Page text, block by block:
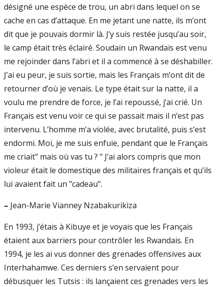
désigné une espèce de trou, un abri dans lequel on se
cache en cas d’attaque. En me jetant une natte, ils m’ont
dit que je pouvais dormir là. J’y suis restée jusqu’au soir,
le camp était très éclairé. Soudain un Rwandais est venu
me rejoinder dans l’abri et il a commencé à se déshabiller.
J’ai eu peur, je suis sortie, mais les Français m’ont dit de
retourner d’où je venais. Le type était sur la natte, il a
voulu me prendre de force, je l’ai repoussé, j’ai crié. Un
Français est venu voir ce qui se passait mais il n’est pas
intervenu. L’homme m’a violée, avec brutalité, puis s’est
endormi. Moi, je me suis enfuie, pendant que le Français
me criait" mais où vas tu ? " J’ai alors compris que mon
violeur était le domestique des militaires français et qu’ils
lui avaient fait un "cadeau".
– Jean-Marie Vianney Nzabakurikiza
En 1993, j’étais à Kibuye et je voyais que les Français
étaient aux barriers pour contrôler les Rwandais. En
1994, je les ai vus donner des grenades offensives aux
Interhahamwe. Ces derniers s’en servaient pour
débusquer les Tutsis : ils lançaient ces grenades vers les